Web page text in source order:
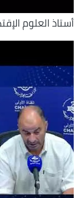
أستاذ العلوم